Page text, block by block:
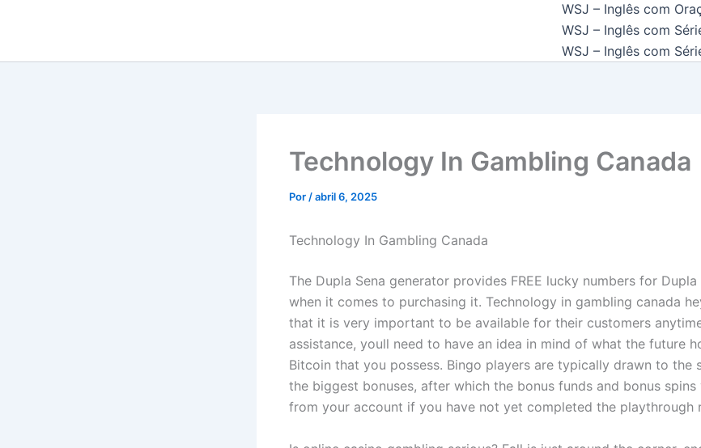
WSJ – Inglês com
WSJ – Inglês com
WSJ – Inglês com
Technology In Gambling Canada
Por /abril 6, 2025
Technology In Gambling Canada
The Dupla Sena generator provides FREE lucky numbers for Dupla
when it comes to purchasing it. Technology in gambling canada
that it is very important to be available for their customers
assistance, youll need to have an idea in mind of what the future
Bitcoin that you possess. Bingo players are typically drawn to the
the biggest bonuses, after which the bonus funds and bonus
from your account if you have not yet completed the playthrough